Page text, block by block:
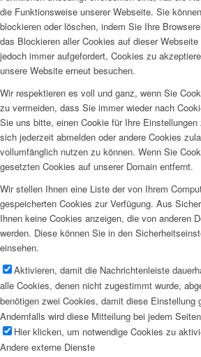
die Funktionsweise unserer Webseite. Sie
blockieren oder löschen, indem Sie Ihre
das Blockieren aller Cookies auf dieser
jedoch immer aufgefordert, Cookies zu
unsere Website erneut besuchen.
Wir respektieren es voll und ganz, wenn Sie
zu vermeiden, dass Sie immer wieder nach
Sie uns bitte, einen Cookie für Ihre
sich jederzeit abmelden oder andere Cookies
vollumfänglich nutzen zu können. Wenn Sie
gesetzten Cookies auf unserer Domain entfernt.
Wir stellen Ihnen eine Liste der von Ihrem
gespeicherten Cookies zur Verfügung. Aus
Ihnen keine Cookies anzeigen, die von anderen
werden. Diese können Sie in den
einsehen.
Aktivieren, damit die Nachrichtenleiste
alle Cookies, denen nicht zugestimmt wurde,
benötigen zwei Cookies, damit diese Einstellung
Andernfalls wird diese Mitteilung bei jedem
Hier klicken, um notwendige Cookies zu
Andere externe Dienste